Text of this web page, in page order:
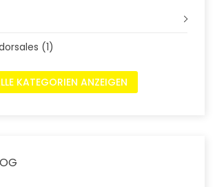
(1)
KATEGORIEN ANZEIGEN